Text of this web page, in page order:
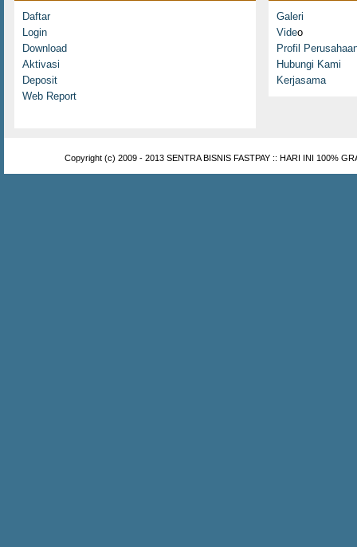
Daftar
Login
Download
Aktivasi
Deposit
Web Report
Galeri
Video
Profil
Hubungi Kami
Kerjasama
Copyright (c) 2009 - 2013 SENTRA BISNIS FASTPAY :: HARI INI 100%